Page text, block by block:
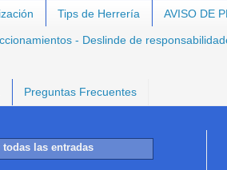
Tips de Herrería AVISO DE
- Deslinde de
Preguntas Frecuentes
todas las entradas